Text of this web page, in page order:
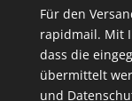
Für den
rapidmail. Mit
dass die
übermittelt
und